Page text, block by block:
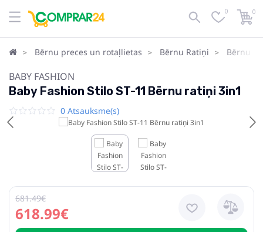
0 0
Bērnu preces un rotaļlietas Bērnu Ratiņi Bērnu
BABY FASHION
Baby Fashion Stilo ST-11 Bērnu ratiņi 3in1
0 Atsauksme(s)
618.99€
681.49€